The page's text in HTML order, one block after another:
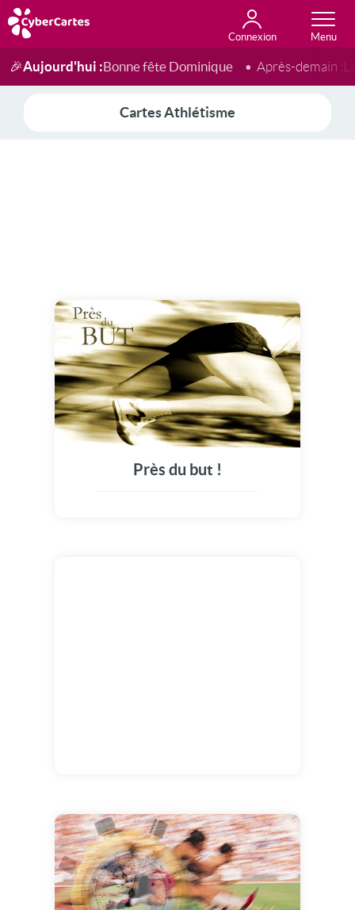
Connexion
Anniversaire
Fête du jour
Amour
Amitié
Merci
Toutes les cartes
🎉Aujourd'hui :Bonne fête Dominique Après-demain :
Cartes Athlétisme
Près du but !